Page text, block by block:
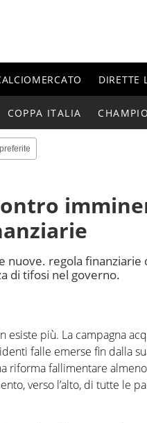
DIRETTE
COPPA ITALIA
nuove. regola finanziarie
di tifosi nel governo.
esiste più. La campagna
falle emerse fin dalla
riforma fallimentare
verso l’alto, di tutte le